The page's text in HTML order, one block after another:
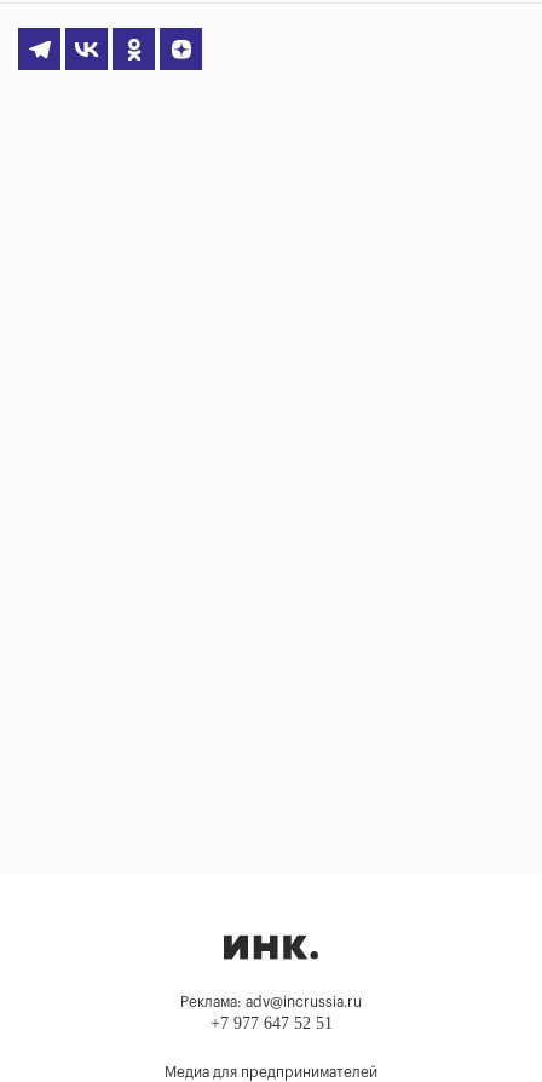
Реклама: adv@incrussia.ru
+7 977 647 52 51
Медиа для предпринимателей